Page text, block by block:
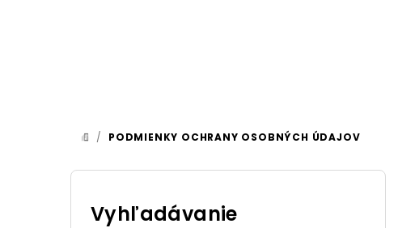
DOMOV
/ PODMIENKY OCHRANY OSOBNÝCH ÚDAJOV
B
Vyhľadávanie